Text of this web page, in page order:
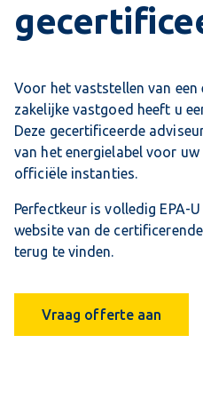
Voor het vaststellen van een
zakelijke vastgoed heeft u
Deze gecertificeerde
van het energielabel voor
officiële instanties.
Perfectkeur is volledig EPA-
website van de
terug te vinden.
Vraag offerte aan